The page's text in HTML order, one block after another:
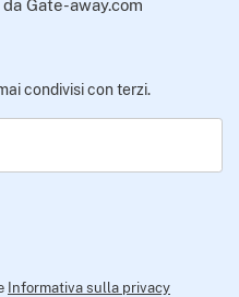
Gate-away.com
condivisi con terzi.
Informativa sulla privacy